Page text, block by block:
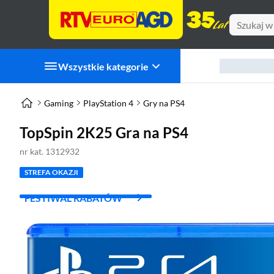
Wszystkie kategorie
Gaming PlayStation 4 Gry na PS4
TopSpin 2K25 Gra na PS4
nr kat. 1312932
STREFA OKAZJI
FESTIWAL RABATÓW